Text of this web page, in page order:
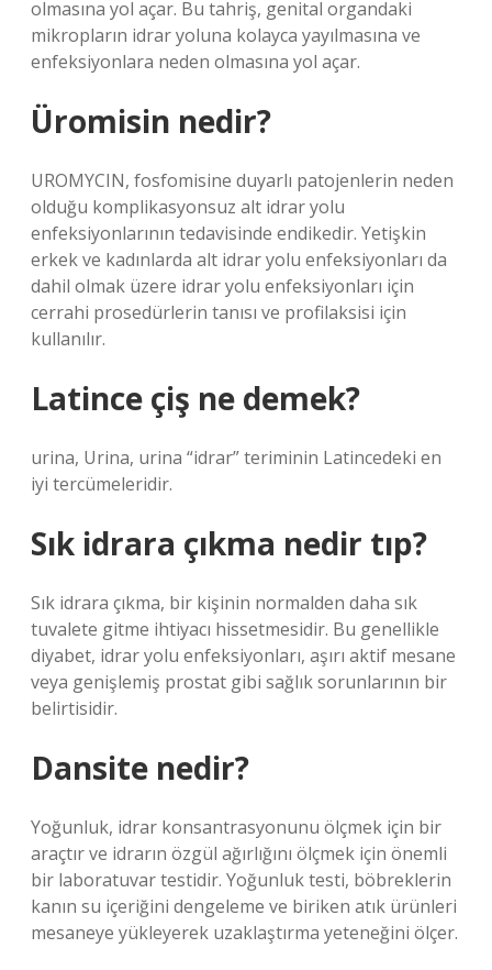
olmasına yol açar. Bu tahriş, genital organdaki
mikropların idrar yoluna kolayca yayılmasına ve
enfeksiyonlara neden olmasına yol açar.
Üromisin nedir?
UROMYCIN, fosfomisine duyarlı patojenlerin neden
olduğu komplikasyonsuz alt idrar yolu
enfeksiyonlarının tedavisinde endikedir. Yetişkin
erkek ve kadınlarda alt idrar yolu enfeksiyonları da
dahil olmak üzere idrar yolu enfeksiyonları için
cerrahi prosedürlerin tanısı ve profilaksisi için
kullanılır.
Latince çiş ne demek?
urina, Urina, urina “idrar” teriminin Latincedeki en
iyi tercümeleridir.
Sık idrara çıkma nedir tıp?
Sık idrara çıkma, bir kişinin normalden daha sık
tuvalete gitme ihtiyacı hissetmesidir. Bu genellikle
diyabet, idrar yolu enfeksiyonları, aşırı aktif mesane
veya genişlemiş prostat gibi sağlık sorunlarının bir
belirtisidir.
Dansite nedir?
Yoğunluk, idrar konsantrasyonunu ölçmek için bir
araçtır ve idrarın özgül ağırlığını ölçmek için önemli
bir laboratuvar testidir. Yoğunluk testi, böbreklerin
kanın su içeriğini dengeleme ve biriken atık ürünleri
mesaneye yükleyerek uzaklaştırma yeteneğini ölçer.